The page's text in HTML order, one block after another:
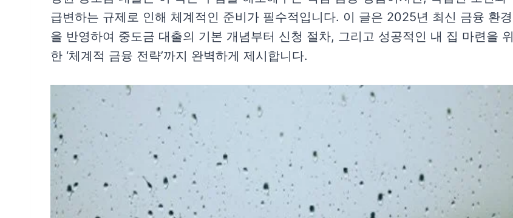
급변하는 규제로 인해 체계적인 준비가 필수적입니다. 이 글은 2025년 최신 금융 환경
을 반영하여 중도금 대출의 기본 개념부터 신청 절차, 그리고 성공적인 내 집 마련을 위
한 ‘체계적 금융 전략’까지 완벽하게 제시합니다.